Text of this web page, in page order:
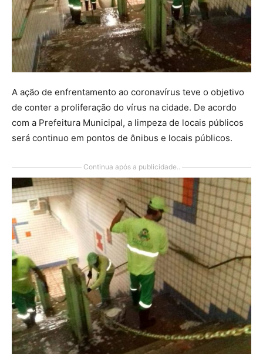
A ação de enfrentamento ao coronavírus teve o objetivo
de conter a proliferação do vírus na cidade. De acordo
com a Prefeitura Municipal, a limpeza de locais públicos
será continuo em pontos de ônibus e locais públicos.
Continua após a publicidade..